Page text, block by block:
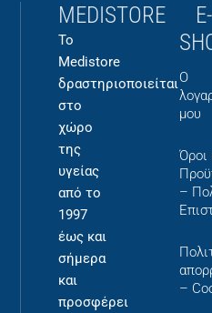
MEDISTORE
Το
Medistore
δραστηριοποιείται
στο
χώρο
της
υγείας
από το
1997
έως και
σήμερα
και
προσφέρει
E-
Ο
μου
Όροι
–
–